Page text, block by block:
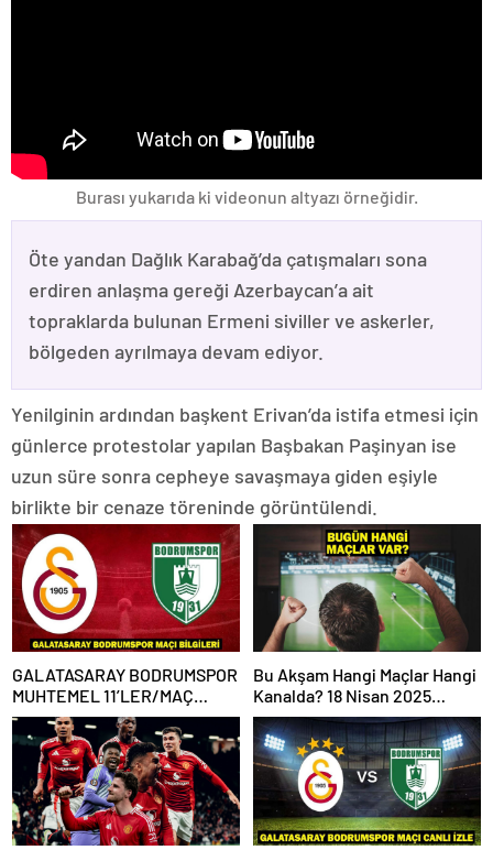
Burası yukarıda ki videonun altyazı örneğidir.
Öte yandan Dağlık Karabağ’da çatışmaları sona
erdiren anlaşma gereği Azerbaycan’a ait
topraklarda bulunan Ermeni siviller ve askerler,
bölgeden ayrılmaya devam ediyor.
Yenilginin ardından başkent Erivan’da istifa etmesi için
günlerce protestolar yapılan Başbakan Paşinyan ise
uzun süre sonra cepheye savaşmaya giden eşiyle
birlikte bir cenaze töreninde görüntülendi.
GALATASARAY BODRUMSPOR
MUHTEMEL 11’LER/MAÇ
KADROSU! Galatasaray
Bodrumspor maçı hangi
kanalda, saat kaçta?
Bu Akşam Hangi Maçlar Hangi
Kanalda? 18 Nisan 2025
Günün Karşılaşmaları